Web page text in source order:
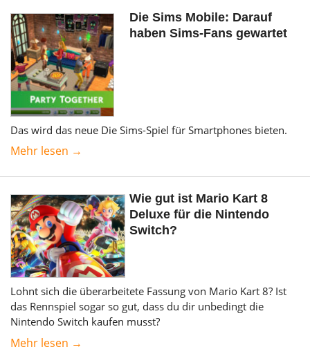
Die Sims Mobile: Darauf
haben Sims-Fans gewartet
Das wird das neue Die Sims-Spiel für Smartphones bieten.
Mehr lesen →
Wie gut ist Mario Kart 8
Deluxe für die Nintendo
Switch?
Lohnt sich die überarbeitete Fassung von Mario Kart 8? Ist
das Rennspiel sogar so gut, dass du dir unbedingt die
Nintendo Switch kaufen musst?
Mehr lesen →